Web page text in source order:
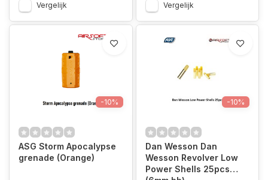
Vergelijk Vergelijk
-10%
ASG Storm Apocalypse
grenade (Orange)
-10%
Dan Wesson Dan
Wesson Revolver Low
Power Shells 25pcs